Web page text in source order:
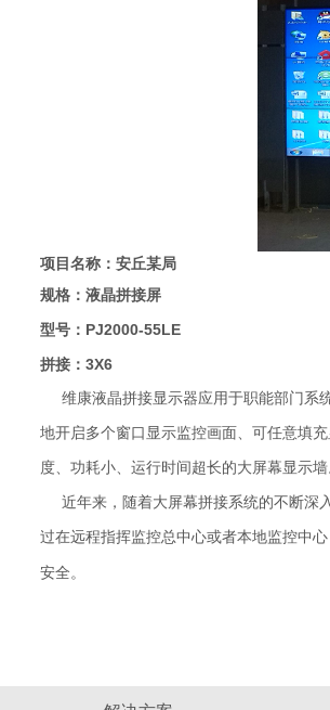
项目名称：安丘某局
规格：液晶拼接屏
型号：PJ2000-55LE
拼接：3X6
维康液晶拼接显示器应用于职能部门系
地开启多个窗口显示监控画面、可任意填
度、功耗小、运行时间超长的大屏幕显示墙
近年来，随着大屏幕拼接系统的不断深
过在远程指挥监控总中心或者本地监控中
安全。